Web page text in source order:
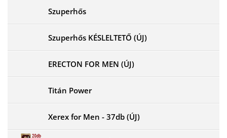
Szuperhős
Szuperhős KÉSLELTETŐ (ÚJ)
ERECTON FOR MEN (ÚJ)
Titán Power
Xerex for Men - 37db (ÚJ)